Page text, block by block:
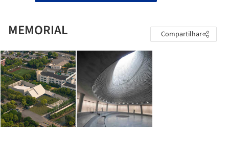
MEMORIAL Compartilhar